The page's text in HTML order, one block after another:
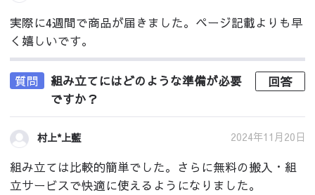
実際に4週間で商品が届きました。ページ記載よりも早
く嬉しいです。
質問
組み立てにはどのような準備が必要
ですか？
回答
村上*上藍 2024年11月20日
組み立ては比較的簡単でした。さらに無料の搬入・組
立サービスで快適に使えるようになりました。